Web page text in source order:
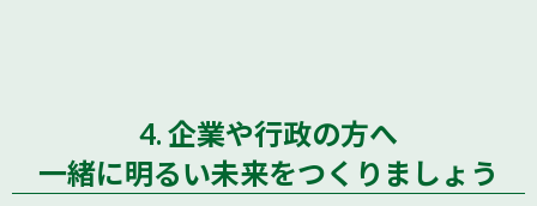
4. 企業や行政の方へ
一緒に明るい未来をつくりましょう